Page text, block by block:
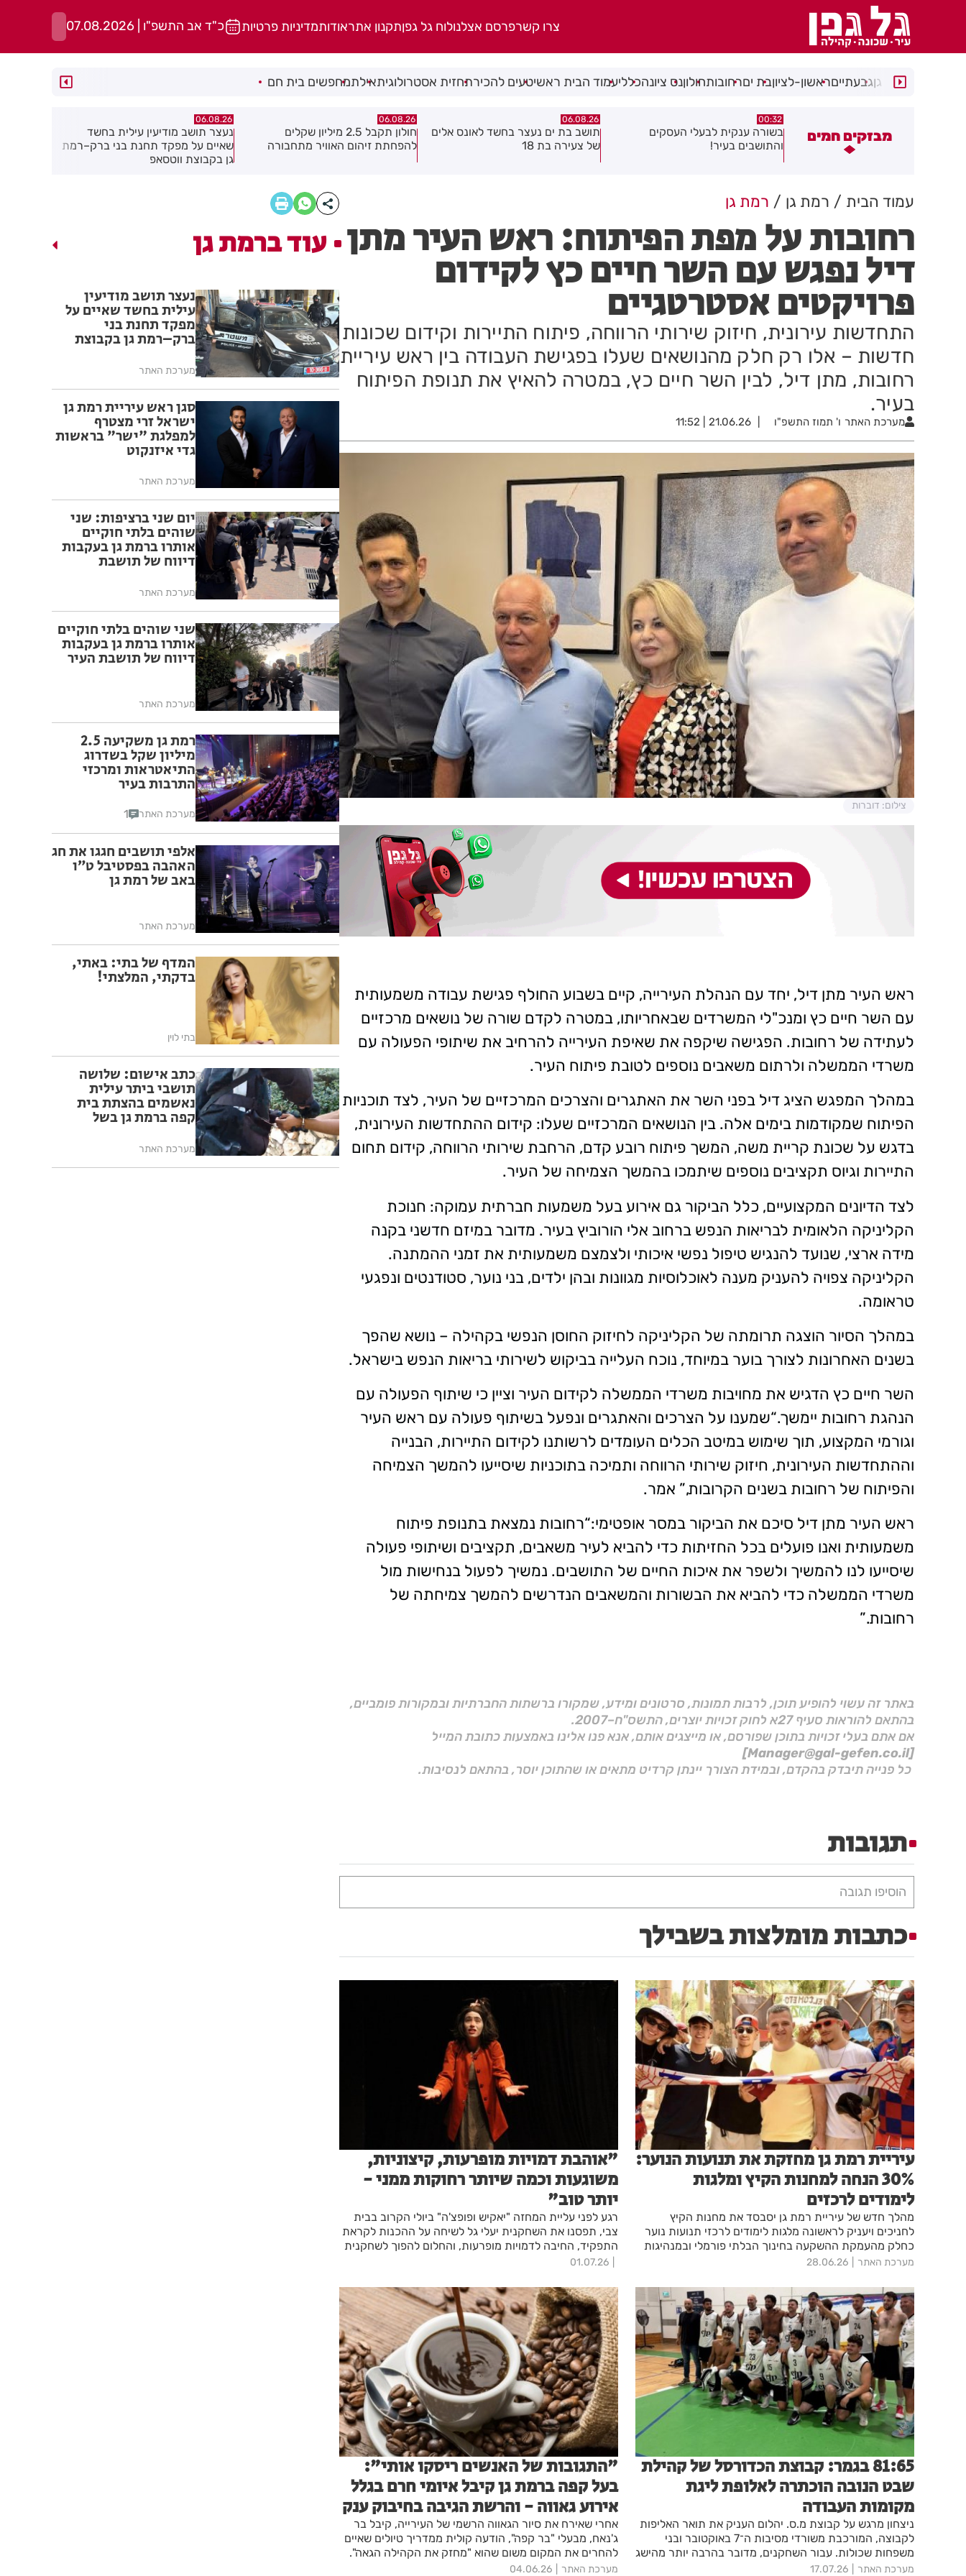
צרו קשרפרסם אצלנולוח גל גפןתקנון אתראודותמדיניות פרטיות כ"ד אב התשפ"ו | 07.08.2026
רמת גןגבעתייםראשון-לציוןבת יםרחובותחולוןנס ציונהכלליעמוד הבית ראשיטעים להכירתחזית אסטרולוגיתאילתמחפשים בית חם
מבזקים חמים
בשורה ענקית לבעלי העסקים
06.08.26
תושב בת ים נעצר בחשד לאונס אלים
של צעירה בת 18
06.08.26
חולון תקבל 2.5 מיליון שקלים
להפחתת זיהום האוויר מתחבורה
06.08.26
נעצר תושב מודיעין עילית בחשד
שאיים על מפקד תחנת בני ברק–רמת
06.08.26
מקהלה אחת לכולם בראשון לציון
עמוד הבית רמת גן רמת גן
רחובות על מפת הפיתוח: ראש העיר מתן
דיל נפגש עם השר חיים כץ לקידום
פרויקטים אסטרטגיים
התחדשות עירונית, חיזוק שירותי הרווחה, פיתוח התיירות וקידום שכונות
חדשות – אלו רק חלק מהנושאים שעלו בפגישת העבודה בין ראש עיריית
רחובות, מתן דיל, לבין השר חיים כץ, במטרה להאיץ את תנופת הפיתוח
בעיר.
מערכת האתר ו' תמוז התשפ"ו 21.06.26 | 11:52
צילום: דוברות
ראש העיר מתן דיל, יחד עם הנהלת העירייה, קיים בשבוע החולף פגישת עבודה משמעותית
עם השר חיים כץ ומנכ"לי המשרדים שבאחריותו, במטרה לקדם שורה של נושאים מרכזיים
לעתידה של רחובות. הפגישה שיקפה את שאיפת העירייה להרחיב את שיתופי הפעולה עם
משרדי הממשלה ולרתום משאבים נוספים לטובת פיתוח העיר.
במהלך המפגש הציג דיל בפני השר את האתגרים והצרכים המרכזיים של העיר, לצד תוכניות
הפיתוח שמקודמות בימים אלה. בין הנושאים המרכזיים שעלו: קידום ההתחדשות העירונית,
בדגש על שכונת קריית משה, המשך פיתוח רובע קדם, הרחבת שירותי הרווחה, קידום תחום
התיירות וגיוס תקציבים נוספים שיתמכו בהמשך הצמיחה של העיר.
לצד הדיונים המקצועיים, כלל הביקור גם אירוע בעל משמעות חברתית עמוקה: חנוכת
הקליניקה הלאומית לבריאות הנפש ברחוב אלי הורוביץ בעיר. מדובר במיזם חדשני בקנה
מידה ארצי, שנועד להנגיש טיפול נפשי איכותי ולצמצם משמעותית את זמני ההמתנה.
הקליניקה צפויה להעניק מענה לאוכלוסיות מגוונות ובהן ילדים, בני נוער, סטודנטים ונפגעי
טראומה.
במהלך הסיור הוצגה תרומתה של הקליניקה לחיזוק החוסן הנפשי בקהילה – נושא שהפך
בשנים האחרונות לצורך בוער במיוחד, נוכח העלייה בביקוש לשירותי בריאות הנפש בישראל.
השר חיים כץ הדגיש את מחויבות משרדי הממשלה לקידום העיר וציין כי שיתוף הפעולה עם
הנהגת רחובות יימשך.“שמענו על הצרכים והאתגרים ונפעל בשיתוף פעולה עם ראש העיר
וגורמי המקצוע, תוך שימוש במיטב הכלים העומדים לרשותנו לקידום התיירות, הבנייה
וההתחדשות העירונית, חיזוק שירותי הרווחה ותמיכה בתוכניות שיסייעו להמשך הצמיחה
והפיתוח של רחובות בשנים הקרובות,” אמר.
ראש העיר מתן דיל סיכם את הביקור במסר אופטימי:“רחובות נמצאת בתנופת פיתוח
משמעותית ואנו פועלים בכל החזיתות כדי להביא לעיר משאבים, תקציבים ושיתופי פעולה
שיסייעו לנו להמשיך ולשפר את איכות החיים של התושבים. נמשיך לפעול בנחישות מול
משרדי הממשלה כדי להביא את הבשורות והמשאבים הנדרשים להמשך צמיחתה של
רחובות.”
באתר זה עשוי להופיע תוכן, לרבות תמונות, סרטונים ומידע, שמקורו ברשתות החברתיות ובמקורות פומביים,
בהתאם להוראות סעיף 27א לחוק זכויות יוצרים, התשס"ח–2007.
אם אתם בעלי זכויות בתוכן שפורסם, או מייצגים אותם, אנא פנו אלינו באמצעות כתובת המייל
[Manager@gal-gefen.co.il]
כל פנייה תיבדק בהקדם, ובמידת הצורך יינתן קרדיט מתאים או שהתוכן יוסר, בהתאם לנסיבות.
תגובות
הוסיפו תגובה
כתבות מומלצות בשבילך
עיריית רמת גן מחזקת את תנועות הנוער:
30% הנחה למחנות הקיץ ומלגות
לימודים לרכזים
מהלך חדש של עיריית רמת גן יסבסד את מחנות הקיץ
לחניכים ויעניק לראשונה מלגות לימודים לרכזי תנועות נוער
כחלק מהעמקת ההשקעה בחינוך הבלתי פורמלי ובמנהיגות
הצעירה.
מערכת האתר 28.06.26
"אוהבת דמויות מופרעות, קיצוניות,
משוגעות וכמה שיותר רחוקות ממני -
יותר טוב"
רגע לפני עליית המחזה "יאקיש ופופצ'ה" ביולי הקרוב בבית
צבי, תפסנו את השחקנית יעלי גל לשיחה על ההכנות לקראת
התפקיד, החיבה לדמויות מופרעות, והחלום להפוך לשחקנית
קומית מהשורה הראשונה
01.07.26
81:65 בגמר: קבוצת הכדורסל של קהילת
שבט הנובה הוכתרה לאלופת ליגת
מקומות העבודה
ניצחון מרגש על קבוצת מ.ס. יהלום העניק את תואר האליפות
לקבוצה, המורכבת משורדי מסיבות ה־7 באוקטובר ובני
משפחות שכולות. עבור השחקנים, מדובר בהרבה יותר מהישג
ספורטיבי – אלא בסמל של שיקום, תקווה והנצחת חבריהם
מערכת האתר 17.07.26
"התגובות של האנשים ריסקו אותי":
בעל קפה ברמת גן קיבל איומי חרם בגלל
אירוע גאווה - והרשת הגיבה בחיבוק ענק
אחרי שאירח את סיור הגאווה הרשמי של העירייה, קיבל בר
ג'נאח, מבעלי "בר קפה", הודעה קולית ממדריך טיולים שאיים
להחרים את המקום משום שהוא "מחזק את הקהילה הגאה".
המענה הנחרץ שלו הפך לוויראלי, והלקוחות הציפו את
מערכת האתר 04.06.26
עוד ברמת גן
נעצר תושב מודיעין
עילית בחשד שאיים על
מפקד תחנת בני
ברק–רמת גן בקבוצת
מערכת האתר
סגן ראש עיריית רמת גן
ישראל זרי מצטרף
למפלגת "ישר" בראשות
גדי איזנקוט
מערכת האתר
יום שני ברציפות: שני
שוהים בלתי חוקיים
אותרו ברמת גן בעקבות
דיווח של תושבת
מערכת האתר
שני שוהים בלתי חוקיים
אותרו ברמת גן בעקבות
דיווח של תושבת העיר
מערכת האתר
רמת גן משקיעה 2.5
מיליון שקל בשדרוג
התיאטראות ומרכזי
התרבות בעיר
מערכת האתר 1
אלפי תושבים חגגו את חג
האהבה בפסטיבל ט״ו
באב של רמת גן
מערכת האתר
המדף של בתי: באתי,
בדקתי, המלצתי!
בתי לוין
כתב אישום: שלושה
תושבי ביתר עילית
נאשמים בהצתת בית
קפה ברמת גן בשל
מערכת האתר